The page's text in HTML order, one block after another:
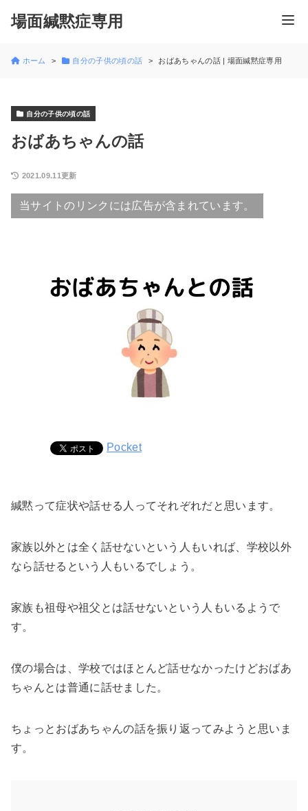
場面緘黙症専用
ホーム 自分の子供の頃の話 おばあちゃんの話 | 場面緘黙症専用
自分の子供の頃の話
おばあちゃんの話
2021.09.11更新
当サイトのリンクには広告が含まれています。
Pocket
緘黙って症状や話せる人ってそれぞれだと思います。
家族以外とは全く話せないという人もいれば、学校以外
なら話せるという人もいるでしょう。
家族も祖母や祖父とは話せないという人もいるようで
す。
僕の場合は、学校ではほとんど話せなかったけどおばあ
ちゃんとは普通に話せました。
ちょっとおばあちゃんの話を振り返ってみようと思いま
す。